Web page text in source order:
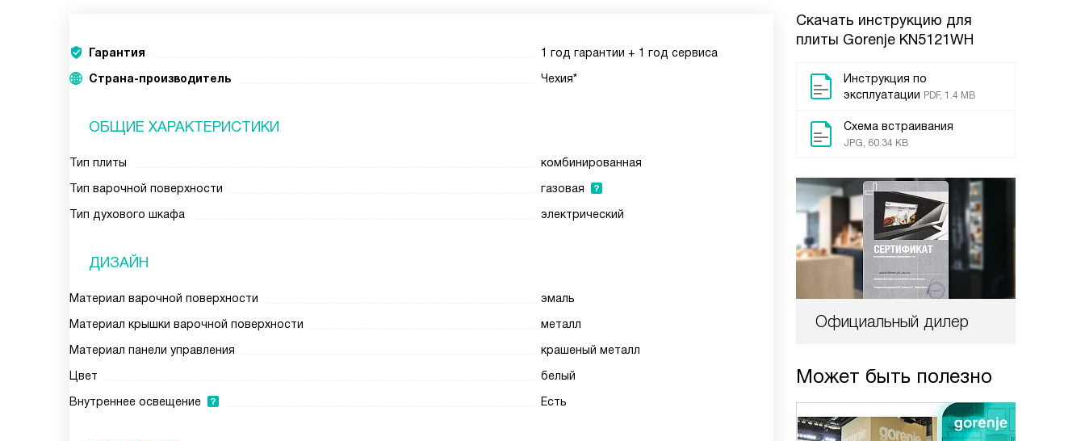
Скачать инструкцию для
плиты Gorenje KN5121WH
Инструкция по
эксплуатации PDF, 1.4 MB
Схема встраивания
JPG, 60.34 KB
Официальный дилер
Может быть полезно
Гарантия
1 год гарантии + 1 год сервиса
Страна-производитель
Чехия*
ОБЩИЕ ХАРАКТЕРИСТИКИ
Тип плиты
комбинированная
Тип варочной поверхности
газовая
Тип духового шкафа
электрический
ДИЗАЙН
Материал варочной поверхности
эмаль
Материал крышки варочной поверхности
металл
Материал панели управления
крашеный металл
Цвет
белый
Внутреннее освещение
Есть